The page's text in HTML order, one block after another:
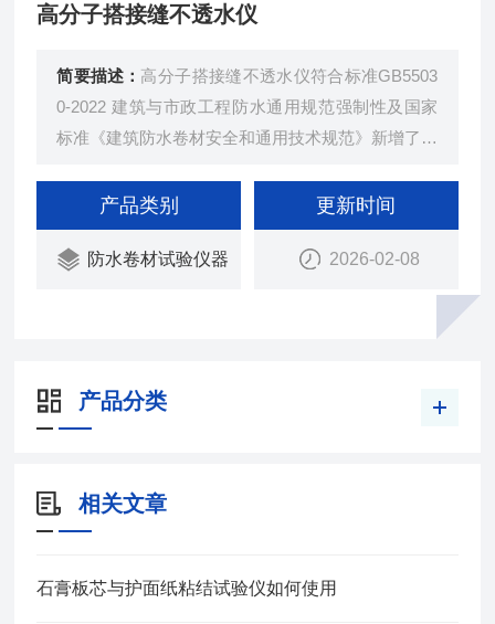
高分子搭接缝不透水仪
简要描述： 高分子搭接缝不透水仪符合标准GB5503
0-2022 建筑与市政工程防水通用规范强制性及国家
标准《建筑防水卷材安全和通用技术规范》新增了防
熔、焊接、自粘、胶粘和胶带等全部搭接工艺。
产品类别
防水卷材试验仪器
更新时间
2026-02-08
产品分类
相关文章
石膏板芯与护面纸粘结试验仪如何使用